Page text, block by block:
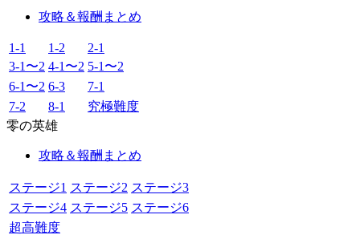
攻略＆報酬まとめ
1-1 1-2
2-1
3-1〜2 4-1〜2 5-1〜2
6-1〜2 6-3
7-1
7-2
8-1
究極難度
零の英雄
攻略＆報酬まとめ
ステージ1 ステージ2 ステージ3
ステージ4 ステージ5 ステージ6
超高難度